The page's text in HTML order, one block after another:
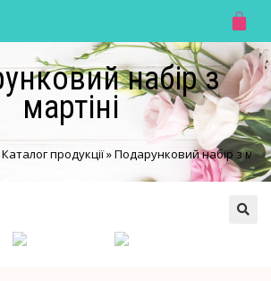
набір з
мартіні
Каталог продукції»Подарунковий набір з